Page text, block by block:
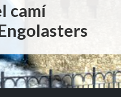
camí